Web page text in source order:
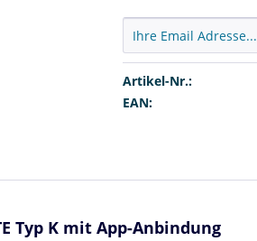
Artikel-Nr.:
EAN:
Typ K mit App-Anbindung